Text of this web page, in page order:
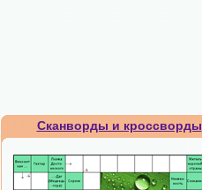
Сканворды и кроссворды